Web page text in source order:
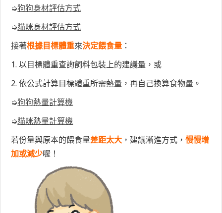
➭狗狗身材評估方式
➭貓咪身材評估方式
接著根據 目標體重來決定餵食量 ：
1. 以目標體重查詢飼料包裝上的建議量，或
2. 依公式計算目標體重所需熱量，再自己換算食物量。
➭狗狗熱量計算機
➭貓咪熱量計算機
若份量與原本的餵食量差距太大 ，建議漸進方式，慢慢增
加或減少喔！